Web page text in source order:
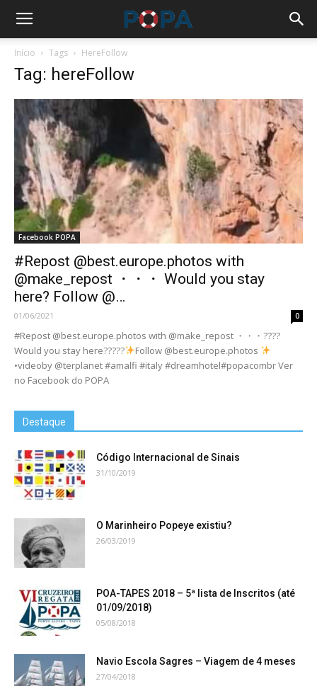
Início Tags HereFollow
Tag: hereFollow
Facebook POPA
#Repost @best.europe.photos with
@make_repost ・・・ Would you stay
here? Follow @…
01/06/2021 0
#Repost @best.europe.photos with @make_repost ・・・????
Would you stay here?????
Follow @best.europe.photos
•videoby @terplanet #amalfi #italy #dreamhotel#popacombr Ver
no Facebook do POPA
Destaque
Código Internacional de Sinais
31/10/2019
O Marinheiro Popeye existiu?
26/03/2019
POA-TAPES 2018 – 5ª lista de Inscritos (até
01/09/2018)
05/08/2018
Navio Escola Sagres – Viagem de 4 meses
27/04/2018